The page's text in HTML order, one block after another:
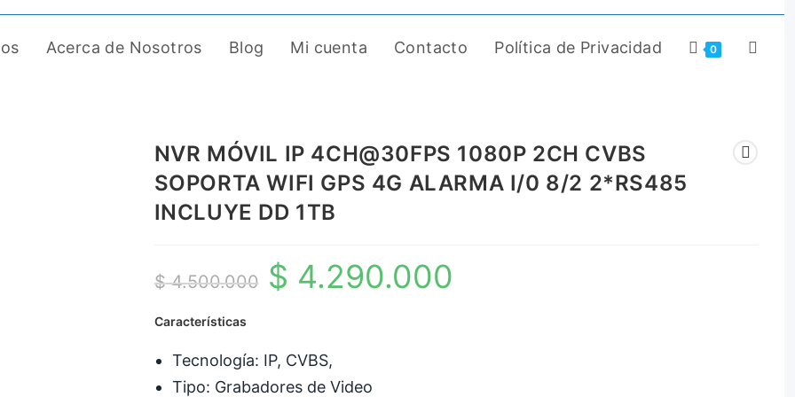
Acerca de Nosotros Blog Mi cuenta Contacto Política de Privacidad 0
NVR MÓVIL IP 4CH@30FPS 1080P 2CH CVBS
SOPORTA WIFI GPS 4G ALARMA I/0 8/2 2*RS485
INCLUYE DD 1TB
$4.500.000
El
era:
$ 4.500.000.
$ 4.290.000
Características
Tecnología: IP, CVBS,
Tipo: Grabadores de Video